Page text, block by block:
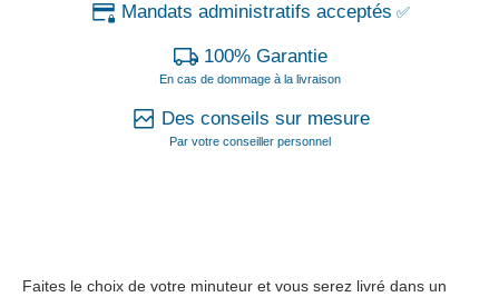
Mandats administratifs acceptés ✅
100% Garantie
En cas de dommage à la livraison
Des conseils sur mesure
Par votre conseiller personnel
Faites le choix de votre minuteur et vous serez livré dans un